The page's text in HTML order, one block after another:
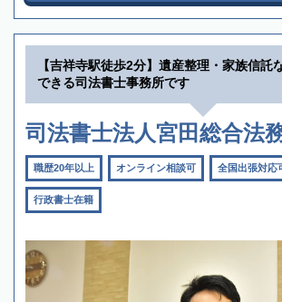
【吉祥寺駅徒歩2分】遺産整理・家族信託
できる司法書士事務所です
司法書士法人宮田総合法
職歴20年以上 オンライン相談可 全国出張対応
行政書士在籍